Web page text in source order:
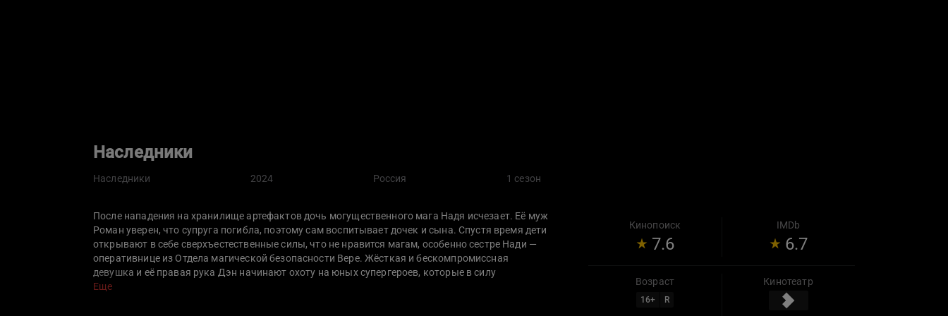
Наследники
Наследники 2024 Россия 1 сезон
После нападения на хранилище артефактов дочь могущественного мага Надя исчезает. Её муж
Роман уверен, что супруга погибла, поэтому сам воспитывает дочек и сына. Спустя время дети
открывают в себе сверхъестественные силы, что не нравится магам, особенно сестре Нади —
оперативнице из Отдела магической безопасности Вере. Жёсткая и бескомпромиссная
девушка и её правая рука Дэн начинают охоту на юных супергероев, которые в силу
неопытности могут раскрыть людям существование магии и уничтожить весь мир.
Еще
Кинопоиск
7.6
IMDb
6.7
Возраст
16+ R
Кинотеатр